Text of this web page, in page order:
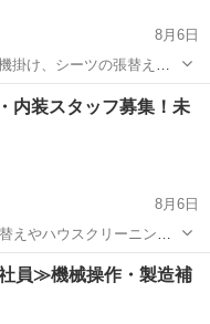
8月6日
掛け、シーツの張替え、
充。複雑な業務もなく、
安心して働けます。、隙
客室
内装スタッフ募集！未
8月6日
えやハウスクリーニング
方も大歓迎！ 先輩スタッ
給与】 日給
ッフ
員≫機械操作・製造補